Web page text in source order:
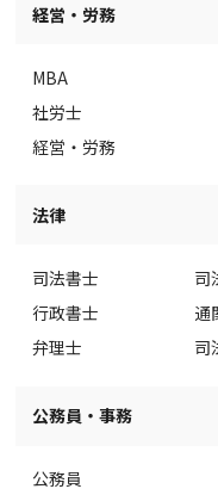
経営・労務
MBA
社労士
経営・労務
法律
司法書士
行政書士
弁理士
司
通
司
公務員・事務
公務員